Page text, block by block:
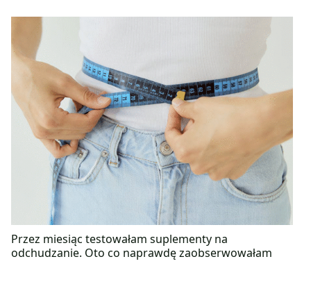
Przez miesiąc testowałam suplementy na
odchudzanie. Oto co naprawdę zaobserwowałam